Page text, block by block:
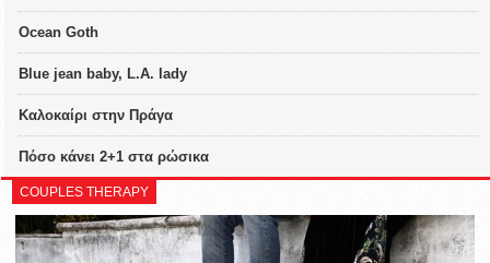
Ocean Goth
Blue jean baby, L.A. lady
Καλοκαίρι στην Πράγα
Πόσο κάνει 2+1 στα ρώσικα
COUPLES THERAPY